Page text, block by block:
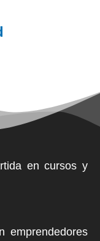
en cursos y
emprendedores